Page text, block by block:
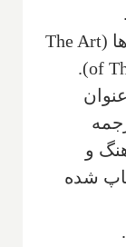
The Art
of
).
و
ش6ص18-33 سال 1350 چاپ شده